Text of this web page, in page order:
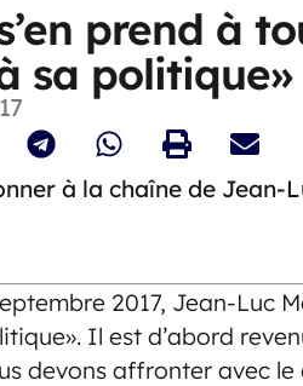
prend à
sa politique»
à la chaîne de Jean-
2017, Jean-Luc
Il est d’abord
devons affronter avec